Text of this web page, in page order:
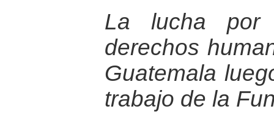
La lucha
derechos
Guatemala
trabajo de la